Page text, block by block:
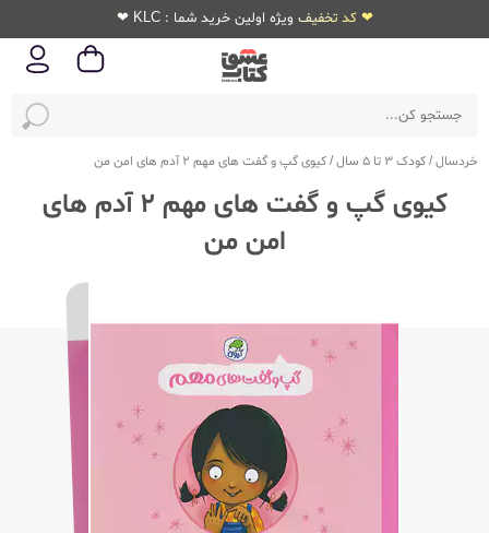
❤ کد تخفیف ویژه اولین خرید شما : KLC ❤
خردسال/کودک 3 تا 5 سال /کیوی گپ و گفت های مهم 2 آدم های امن من
کیوی گپ و گفت های مهم 2 آدم های
امن من